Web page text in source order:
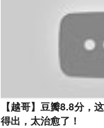
【越哥】豆瓣8.8分，
得出，太治愈了！